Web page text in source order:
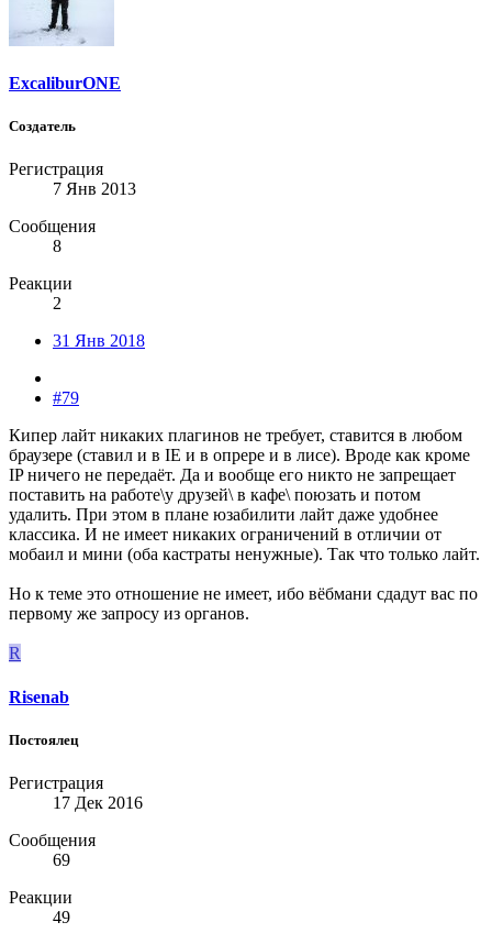
ExcaliburONE
Создатель
Регистрация
7 Янв 2013
Сообщения
8
Реакции
2
31 Янв 2018
#79
Кипер лайт никаких плагинов не требует, ставится в любом
браузере (ставил и в IE и в опрере и в лисе). Вроде как кроме
IP ничего не передаёт. Да и вообще его никто не запрещает
поставить на работе\у друзей\ в кафе\ поюзать и потом
удалить. При этом в плане юзабилити лайт даже удобнее
классика. И не имеет никаких ограничений в отличии от
мобаил и мини (оба кастраты ненужные). Так что только лайт.
Но к теме это отношение не имеет, ибо вёбмани сдадут вас по
первому же запросу из органов.
R
Risenab
Постоялец
Регистрация
17 Дек 2016
Сообщения
69
Реакции
49